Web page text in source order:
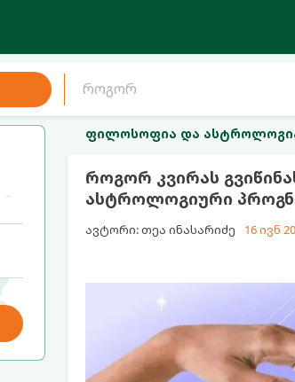
ფილოსოფია და
როგორ კვირას
ასტროლოგიური
ავტორი: თეა ინასარიძე 16 ივნ